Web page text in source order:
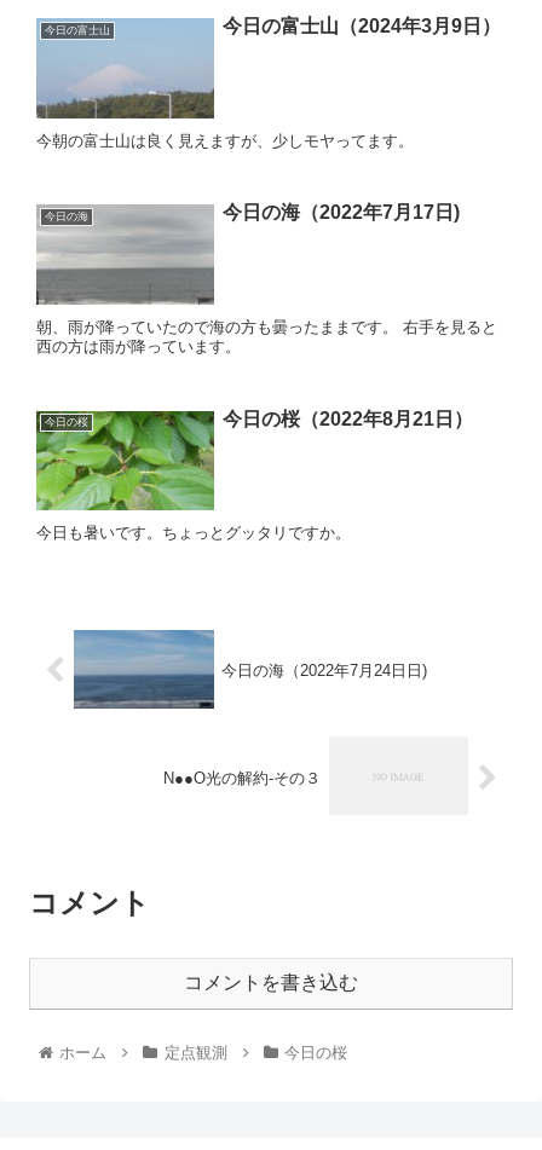
今日の富士山 今日の富士山（2024年3月9日）
今朝の富士山は良く見えますが、少しモヤってます。
今日の海 今日の海（2022年7月17日)
朝、雨が降っていたので海の方も曇ったままです。 右手を見ると
西の方は雨が降っています。
今日の桜 今日の桜（2022年8月21日）
今日も暑いです。ちょっとグッタリですか。
今日の海（2022年7月24日日)
N●●O光の解約-その３
コメント
コメントを書き込む
ホーム 定点観測 今日の桜